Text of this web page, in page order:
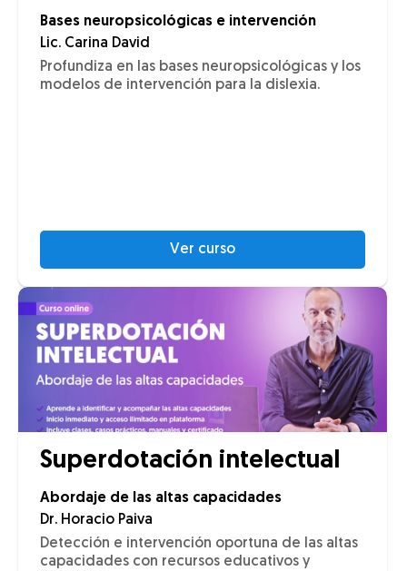
Bases neuropsicológicas e intervención
Lic. Carina David
Profundiza en las bases neuropsicológicas y los
modelos de intervención para la dislexia.
Ver curso
Superdotación intelectual
Abordaje de las altas capacidades
Dr. Horacio Paiva
Detección e intervención oportuna de las altas
capacidades con recursos educativos y